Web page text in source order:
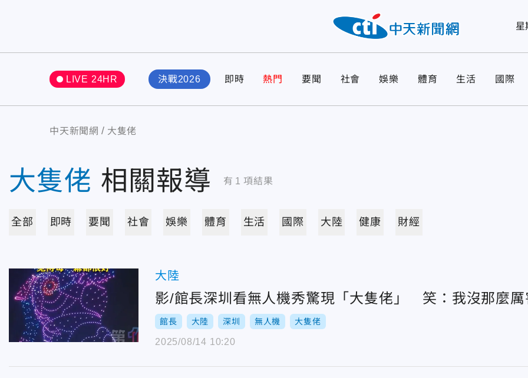
星
LIVE 24HR 決戰2026 即時 熱門 要聞 社會 娛樂 體育 生活 國際
中天新聞網 大隻佬
大隻佬 相關報導 有 1 項結果
全部 即時 要聞 社會 娛樂 體育 生活 國際 大陸 健康 財經
大陸
影/館長深圳看無人機秀驚現「大隻佬」 笑：我沒那麼厲
館長 大陸 深圳 無人機 大隻佬
2025/08/14 10:20